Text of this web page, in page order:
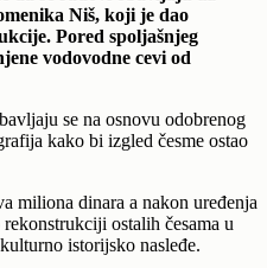
Niš, koji je dao
Pored spoljašnjeg
vodovodne cevi od
se na osnovu odobrenog
kako bi izgled česme ostao
miliona dinara a nakon uređenja
ostalih česama u
istorijsko nasleđe.